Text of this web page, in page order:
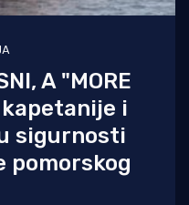
A "MORE
kapetanije i
sigurnosti
pomorskog